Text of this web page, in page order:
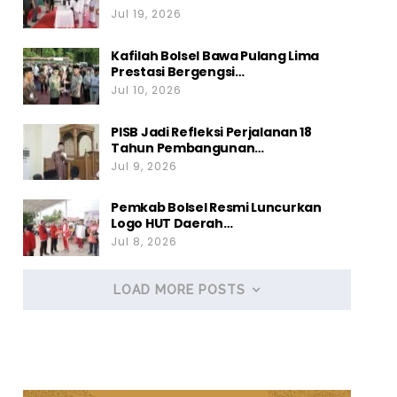
Jul 19, 2026
Kafilah Bolsel Bawa Pulang Lima
Prestasi Bergengsi…
Jul 10, 2026
PISB Jadi Refleksi Perjalanan 18
Tahun Pembangunan…
Jul 9, 2026
Pemkab Bolsel Resmi Luncurkan
Logo HUT Daerah…
Jul 8, 2026
LOAD MORE POSTS